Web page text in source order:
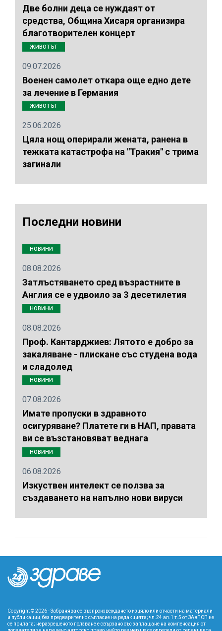
Две болни деца се нуждаят от
средства, Община Хисаря организира
благотворителен концерт
ЖИВОТЪТ
09.07.2026
Военен самолет откара още едно дете
за лечение в Германия
ЖИВОТЪТ
25.06.2026
Цяла нощ оперирали жената, ранена в
тежката катастрофа на "Тракия" с трима
загинали
Последни новини
НОВИНИ
08.08.2026
Затлъстяването сред възрастните в
Англия се е удвоило за 3 десетилетия
НОВИНИ
08.08.2026
Проф. Кантарджиев: Лятото е добро за
закаляване - плискане със студена вода
и сладолед
НОВИНИ
07.08.2026
Имате пропуски в здравното
осигуряване? Платете ги в НАП, правата
ви се възстановяват веднага
НОВИНИ
06.08.2026
Изкуствен интелект се ползва за
създаването на напълно нови вируси
Copyright © 2026 - Забранява се възпроизвеждането изцяло или отчасти на материали
и публикации, без предварително съгласие на редакцията; чл.24 ал.1 т.5 от ЗАвПСП не
се прилага; неразрешеното ползване е свързано със заплащане на компенсация от